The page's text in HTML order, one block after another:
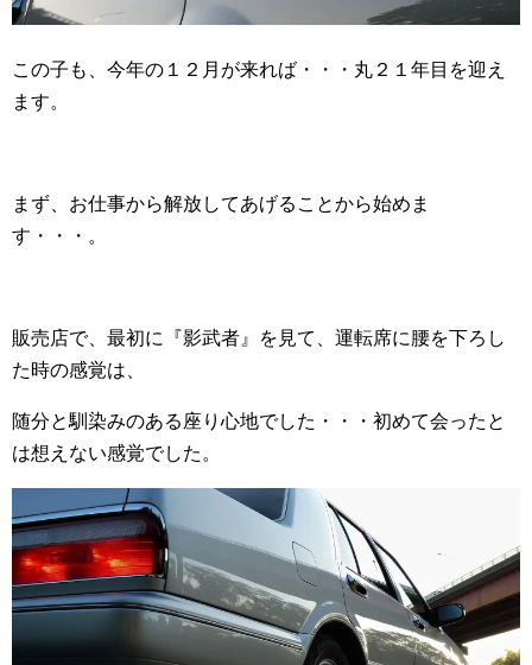
この子も、今年の１２月が来れば・・・丸２１年目を迎え
ます。
まず、お仕事から解放してあげることから始めま
す・・・。
販売店で、最初に『影武者』を見て、運転席に腰を下ろし
た時の感覚は、
随分と馴染みのある座り心地でした・・・初めて会ったと
は想えない感覚でした。